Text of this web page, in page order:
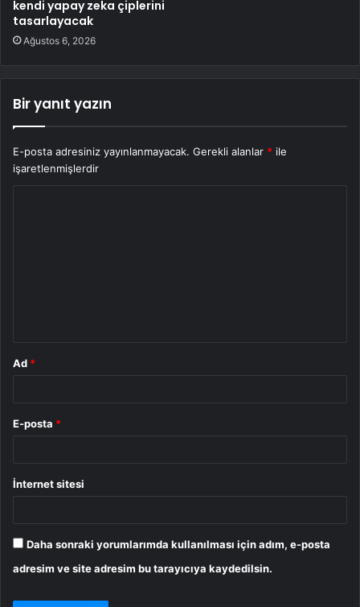
kendi yapay zeka çiplerini
tasarlayacak
Ağustos 6, 2026
Bir yanıt yazın
E-posta adresiniz yayınlanmayacak. Gerekli alanlar * ile
işaretlenmişlerdir
Ad *
E-posta *
İnternet sitesi
Daha sonraki yorumlarımda kullanılması için adım, e-posta
adresim ve site adresim bu tarayıcıya kaydedilsin.